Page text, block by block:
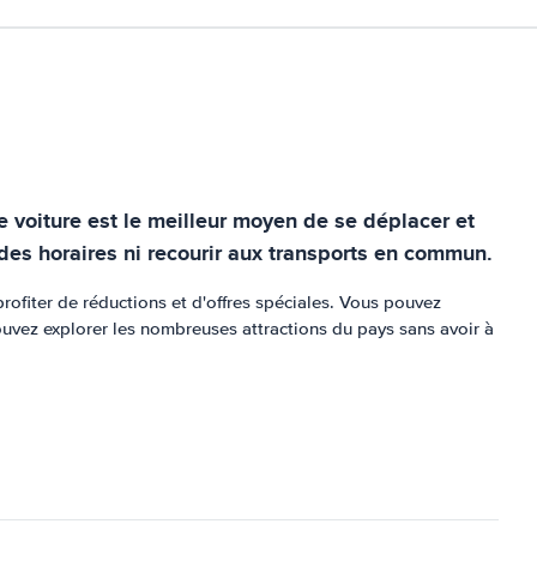
voiture est le meilleur moyen de se déplacer et
horaires ni recourir aux transports en commun.
de réductions et d'offres spéciales. Vous pouvez
explorer les nombreuses attractions du pays sans avoir à